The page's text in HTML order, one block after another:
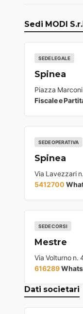
Sedi MODI
SEDE LEGALE
Spinea
Piazza
Fiscale e
SEDE OPERATIVA
Spinea
Via Lavezzari
5412700
SEDE CORSI
Mestre
Via Volturno n.
616289
Dati societari